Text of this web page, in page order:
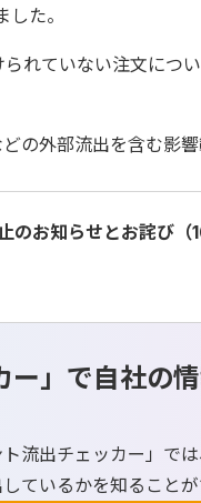
た。
れていない注文につ
の外部流出を含む影
のお知らせとお詫び
」で自社の
流出チェッカー」で
ているかを知ることが